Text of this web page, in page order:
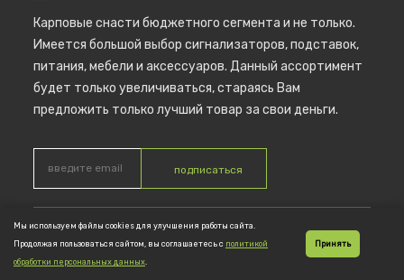
Карповые снасти бюджетного сегмента и не только.
Имеется большой выбор сигнализаторов, подставок,
питания, мебели и аксессуаров. Данный ассортимент
будет только увеличиваться, стараясь Вам
предложить только лучший товар за свои деньги.
подписаться
© 2026 CoolCarp ИП Новикова Тинатин Гелаевна ОГРНИП
317774600023217
Мы используем файлы cookies для улучшения работы сайта.
Продолжая пользоваться сайтом, вы соглашаетесь с политикой
обработки персональных данных.
Принять